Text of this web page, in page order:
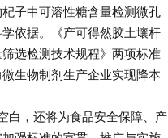
子中可溶性糖含量检测微孔
依据。《产可得然胶土壤杆
选检测技术规程》两项标准
生物制剂生产企业实现降本
，还将为食品安全保障、产